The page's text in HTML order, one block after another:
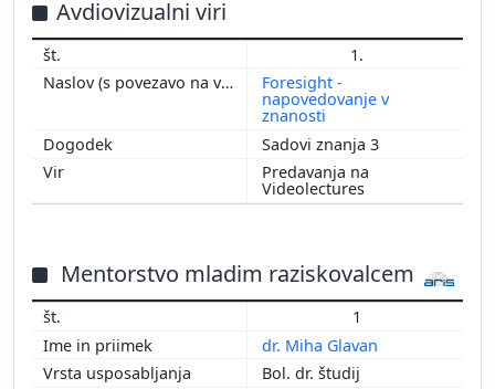
2002
2003
2004
2009
2011
2014
Avdiovizualni viri
1.
Foresight -
napovedovanje v
znanosti
Sadovi znanja 3
Predavanja na
Videolectures
Mentorstvo mladim raziskovalcem
1
dr. Miha Glavan
Bol. dr. študij